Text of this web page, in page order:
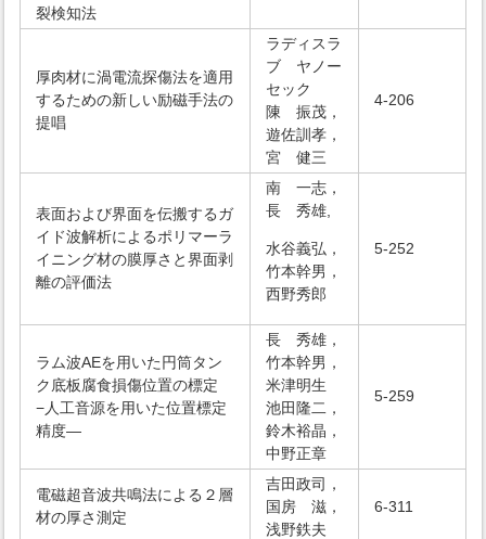
裂検知法
厚肉材に渦電流探傷法を適用
するための新しい励磁手法の
提唱
ラディスラ
ブ ヤノー
セック
陳 振茂，
遊佐訓孝，
宮 健三
4-206
表面および界面を伝搬するガ
イド波解析によるポリマーラ
イニング材の膜厚さと界面剥
離の評価法
南 一志，
長 秀雄,
水谷義弘，
竹本幹男，
西野秀郎
5-252
ラム波AEを用いた円筒タン
ク底板腐食損傷位置の標定
−人工音源を用いた位置標定
精度―
長 秀雄，
竹本幹男，
米津明生
池田隆二，
鈴木裕晶，
中野正章
5-259
電磁超音波共鳴法による２層
材の厚さ測定
吉田政司，
国房 滋，
浅野鉄夫
6-311